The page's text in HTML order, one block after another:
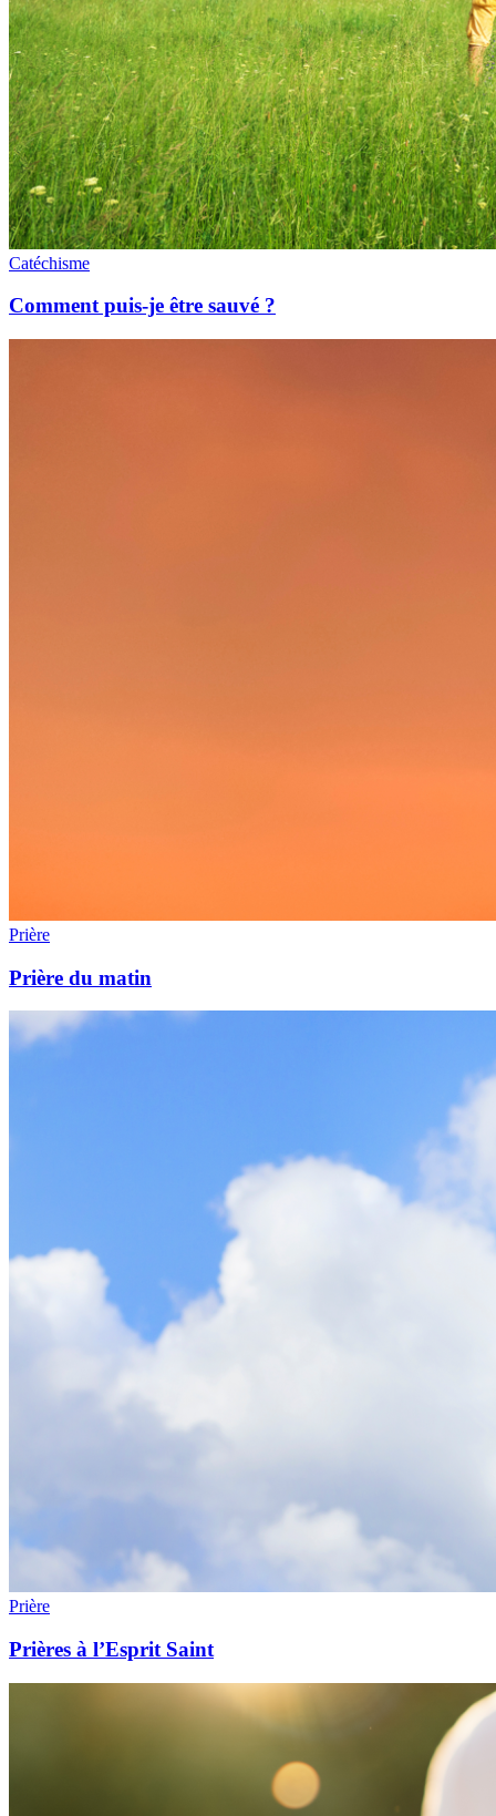
Catéchisme
Comment puis-je être sauvé ?
Prière
Prière du matin
Prière
Prières à l’Esprit Saint